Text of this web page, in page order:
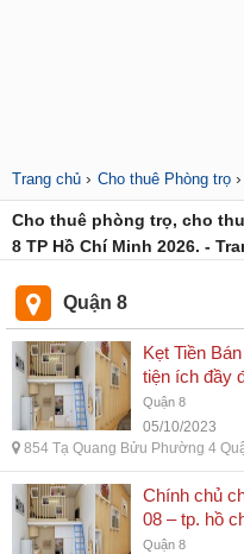
Trang chủ › Cho thuê Phòng trọ ›
Cho thuê phòng trọ, cho
8 TP Hồ Chí Minh 2026. -
Quận 8
Kẹt Tiền
tiện ích đầy
Quận 8
05/10/2023
854 Tạ Quang Bửu Phường 4
Chính chủ
08 – tp. hồ
phường 15,
Quận 8